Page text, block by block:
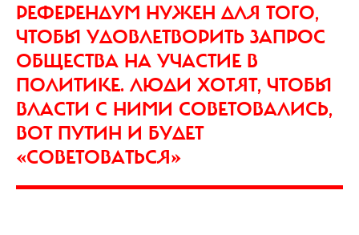
РЕФЕРЕНДУМ НУЖЕН ДЛЯ ТОГО,
ЧТОБЫ УДОВЛЕТВОРИТЬ ЗАПРОС
ОБЩЕСТВА НА УЧАСТИЕ В
ПОЛИТИКЕ. ЛЮДИ ХОТЯТ, ЧТОБЫ
ВЛАСТИ С НИМИ СОВЕТОВАЛИСЬ,
ВОТ ПУТИН И БУДЕТ
«СОВЕТОВАТЬСЯ»